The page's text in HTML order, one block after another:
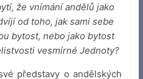
že vnímání andělů jako
od toho, jak sami sebe
bytost, nebo jako bytost
vesmírné Jednoty?
představy o andělských